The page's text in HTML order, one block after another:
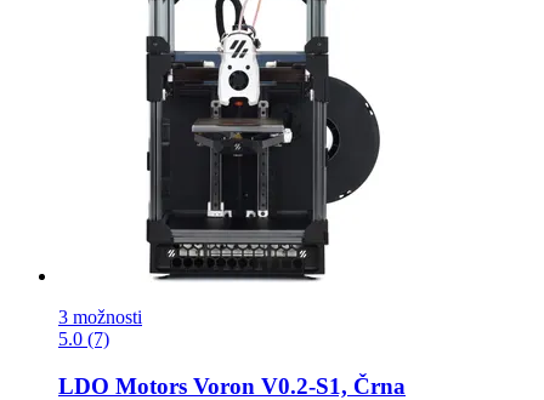
3 možnosti
5.0 (7)
LDO Motors Voron V0.2-​S1, Črna